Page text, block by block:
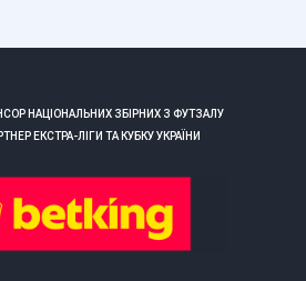
НАЦІОНАЛЬНИХ ЗБІРНИХ З ФУТЗАЛУ
ЕКСТРА-ЛІГИ ТА КУБКУ УКРАЇНИ